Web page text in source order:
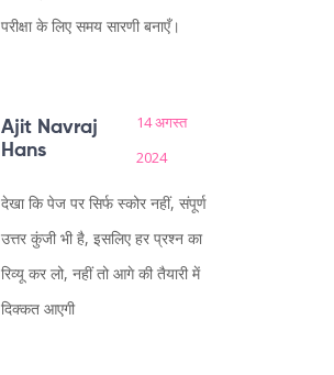
परीक्षा के लिए समय सारणी बनाएँ।
Ajit Navraj
Hans
14 अगस्त
2024
देखा कि पेज पर सिर्फ स्कोर नहीं, संपूर्ण
उत्तर कुंजी भी है, इसलिए हर प्रश्न का
रिव्यू कर लो, नहीं तो आगे की तैयारी में
दिक्कत आएगी